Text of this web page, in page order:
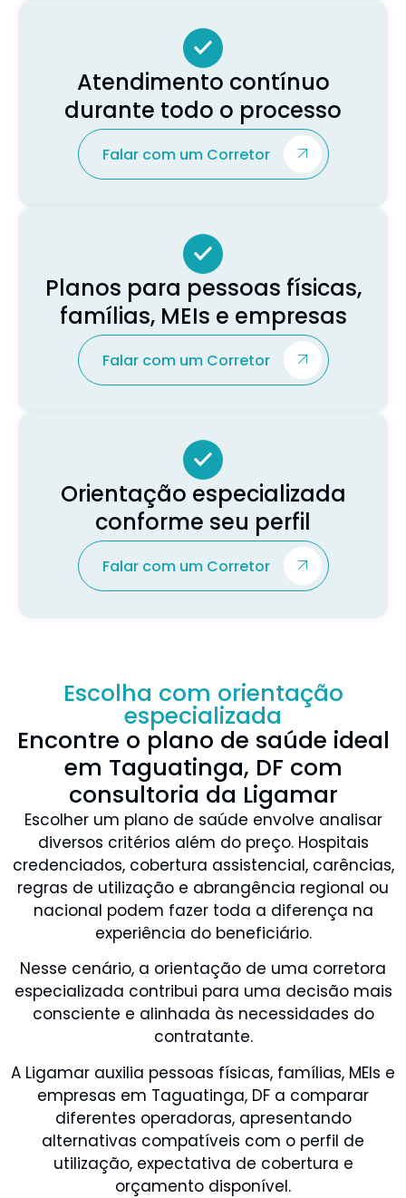
Atendimento contínuo
durante todo o processo
Falar com um Corretor
Planos para pessoas físicas,
famílias, MEIs e empresas
Falar com um Corretor
Orientação especializada
conforme seu perfil
Falar com um Corretor
Escolha com orientação
especializada
Encontre o plano de saúde ideal
em Taguatinga, DF com
consultoria da Ligamar
Escolher um plano de saúde envolve analisar
diversos critérios além do preço. Hospitais
credenciados, cobertura assistencial, carências,
regras de utilização e abrangência regional ou
nacional podem fazer toda a diferença na
experiência do beneficiário.
Nesse cenário, a orientação de uma corretora
especializada contribui para uma decisão mais
consciente e alinhada às necessidades do
contratante.
A Ligamar auxilia pessoas físicas, famílias, MEIs e
empresas em Taguatinga, DF a comparar
diferentes operadoras, apresentando
alternativas compatíveis com o perfil de
utilização, expectativa de cobertura e
orçamento disponível.